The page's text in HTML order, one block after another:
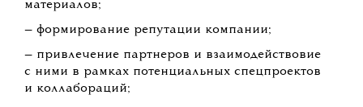
материалов;
— формирование репутации компании;
— привлечение партнеров и взаимодействовие
с ними в рамках потенциальных спецпроектов
и коллабораций;